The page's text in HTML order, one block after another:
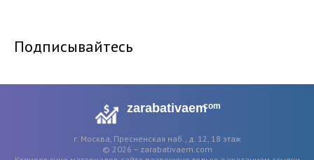
Подписывайтесь
zarabativaemcom
г. Москва, Пресненская наб., д. 12, 18 этаж
© 2026 – zarabativaem.com